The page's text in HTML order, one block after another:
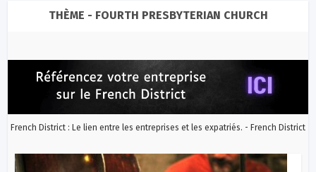
THÈME - FOURTH PRESBYTERIAN CHURCH
French District : Le lien entre les entreprises et les expatriés. - French District